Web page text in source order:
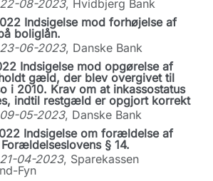
08-2023, Hvidbjerg Bank
Indsigelse mod forhøjelse af
boliglån.
06-2023, Danske Bank
Indsigelse mod opgørelse af
gæld, der blev overgivet til
i 2010. Krav om at inkassostatus
indtil restgæld er opgjort korrekt
05-2023, Danske Bank
Indsigelse om forældelse af
§ 14.
04-2023, Sparekassen
Fyn